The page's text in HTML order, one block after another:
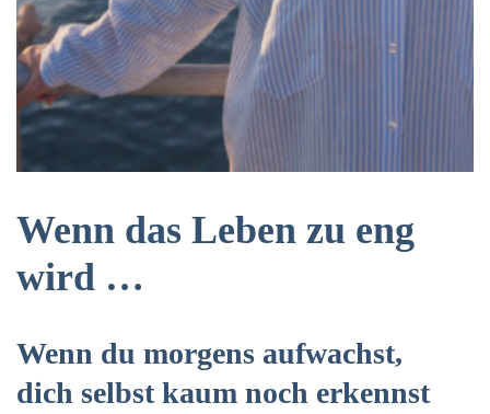
Wenn das Leben zu eng
wird …
Wenn du morgens aufwachst,
dich selbst kaum noch erkennst